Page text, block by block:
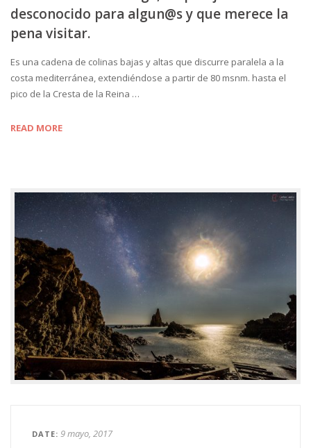
desconocido para algun@s y que merece la
pena visitar.
Es una cadena de colinas bajas y altas que discurre paralela a la
costa mediterránea, extendiéndose a partir de 80 msnm. hasta el
pico de la Cresta de la Reina …
READ MORE
DATE 9 mayo, 2017